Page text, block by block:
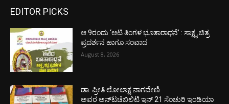
EDITOR PICKS
ಆ.9ರಂದು ‘ಆಟಿ ತಿಂಗಳ ಭೂತಾರಾಧನೆ’ : ಸಾಕ್ಷ್ಯ ಚಿತ್ರ
ಪ್ರದರ್ಶನ ಹಾಗೂ ಸಂವಾದ
August 8, 2026
ಡಾ. ಪ್ರೀತಿ ಲೋಲಾಕ್ಷ ನಾಗವೇಣಿ
ಅವರ ಅನ್‌ಟಚೆಬಿಲಿಟಿ ಇನ್ 21 ಸೆಂಚುರಿ ಇಂಡಿಯಾ